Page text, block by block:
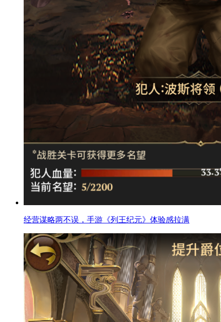
经营谋略两不误，手游《列王纪元》体验感拉满